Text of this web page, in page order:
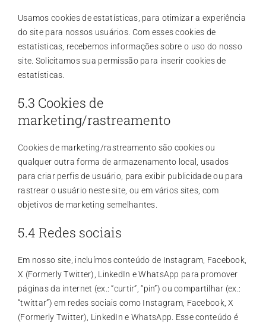
Usamos cookies de estatísticas, para otimizar a experiência
do site para nossos usuários. Com esses cookies de
estatísticas, recebemos informações sobre o uso do nosso
site. Solicitamos sua permissão para inserir cookies de
estatísticas.
5.3 Cookies de
marketing/rastreamento
Cookies de marketing/rastreamento são cookies ou
qualquer outra forma de armazenamento local, usados
para criar perfis de usuário, para exibir publicidade ou para
rastrear o usuário neste site, ou em vários sites, com
objetivos de marketing semelhantes.
5.4 Redes sociais
Em nosso site, incluímos conteúdo de Instagram, Facebook,
X (Formerly Twitter), LinkedIn e WhatsApp para promover
páginas da internet (ex.: “curtir”, “pin”) ou compartilhar (ex.:
“twittar”) em redes sociais como Instagram, Facebook, X
(Formerly Twitter), LinkedIn e WhatsApp. Esse conteúdo é